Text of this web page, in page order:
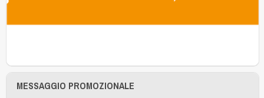
MESSAGGIO PROMOZIONALE